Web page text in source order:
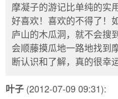
摩凝子的游记比单纯的实
好喜欢！喜欢的不得了！
庐山的木瓜洞，就不会搜
会顺藤摸瓜地一路地找到
断认识和了解，真的很幸运
叶子 (2012-07-09 09:31):